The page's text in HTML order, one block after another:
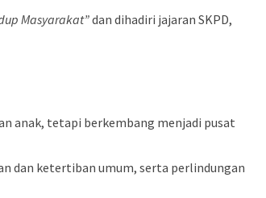
Masyarakat”dan dihadiri jajaran SKPD,
anak, tetapi berkembang menjadi pusat
dan ketertiban umum, serta perlindungan